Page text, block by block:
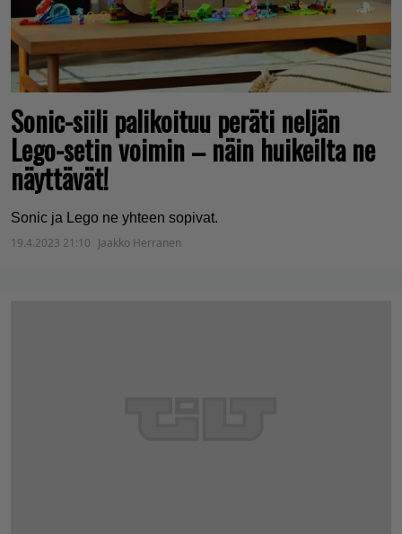
Sonic-siili palikoituu peräti neljän
Lego-setin voimin – näin huikeilta ne
näyttävät!
Sonic ja Lego ne yhteen sopivat.
19.4.2023 21:10 Jaakko Herranen